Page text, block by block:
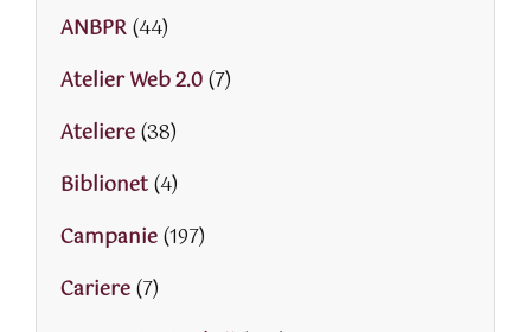
ANBPR(44)
Atelier Web 2.0(7)
Ateliere(38)
Biblionet(4)
Campanie(197)
Cariere(7)